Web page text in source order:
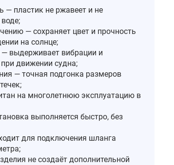
— пластик не ржавеет и не
— сохраняет цвет и прочность
на солнце;
— выдерживает вибрации и
движении судна;
— точная подгонка размеров
на многолетнюю эксплуатацию в
выполняется быстро, без
для подключения шланга
не создаёт дополнительной